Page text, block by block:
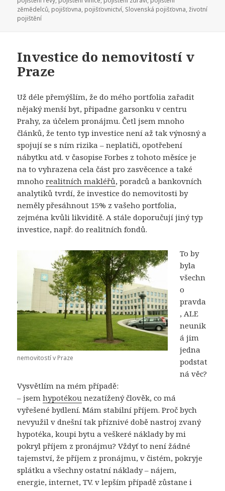
zěmědelců, pojišťovna, pojišťovnictví, Slovenská pojišťovna,životní
pojištění
Investice do nemovitostí v
Praze
Už déle přemýšlím, že do mého portfolia zařadit
nějaký menší byt, připadne garsonku v centru
Prahy, za účelem pronájmu. Četl jsem mnoho
článků, že tento typ investice není až tak výnosný a
spojují se s ním rizika – neplatiči, opotřebení
nábytku atd. v časopise Forbes z tohoto měsíce je
na to vyhrazena cela část pro zasvěcence a také
mnohorealitních makléřů, poradců a bankovních
analytiků tvrdí, že investice do nemovitosti by
neměly přesáhnout 15% z vašeho portfolia,
zejména kvůli likviditě. A stále doporučují jiný typ
investice, např. do realitních fondů.
nemovitostí v Praze
To by
byla
všechn
o
pravda
, ALE
neunik
á jim
jedna
podstat
ná věc?
Vysvětlím na mém případě:
– jsemhypotékou nezatížený člověk, co má
vyřešené bydlení. Mám stabilní příjem. Proč bych
nevyužil v dnešní tak příznivé době nastroj zvaný
hypotéka, koupi bytu a veškeré náklady by mi
pokryl příjem z pronájmu? Vždyť to není žádné
tajemství, že příjem z pronájmu, v čistém, pokryje
splátku a všechny ostatní náklady – nájem,
energie, internet, TV. v lepším případě zůstane i